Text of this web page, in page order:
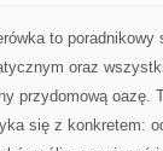
to
oraz
przydomową oazę.
się z konkretem: